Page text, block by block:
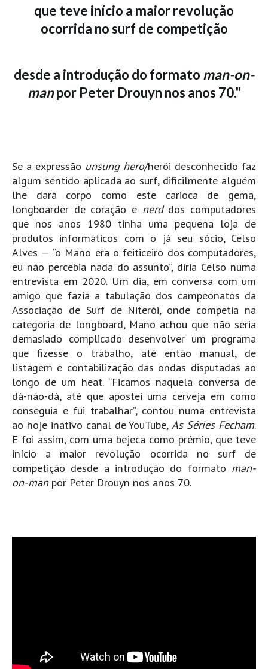
Guincho Norte
São Pedro do estoril
Carcavelos Secret HD
Carcavelos - Calhau
Costa da Caparica - Praia CDS - HD
Costa da Caparica - Marcelino Beach Cafe HD
Costa da Caparica - Fonte da Telha HD
ALENTEJO / ALGARVE
Monte Clérigo HD - O sargo
Quarteira
Faro HD
Faro Surf Spot HD
Fuzeta Vista Mar HD
MADEIRA
Machico HD
Laje, Contreiras e Ribeira da Janela HD
Seixal HD
BALI / INDONÉSIA
Bali - Kuta e Kuta Reef HD
Bali - Keramas HD
Bali - Uluwatu HD
que teve início a maior revolução
ocorrida no surf de competição
desde a introdução do formato man-on-
manpor Peter Drouyn nos anos 70."
Se a expressão unsung hero/herói desconhecido faz
algum sentido aplicada ao surf, dificilmente alguém
lhe dará corpo como este carioca de gema,
longboarder de coração e nerddos computadores
que nos anos 1980 tinha uma pequena loja de
produtos informáticos com o já seu sócio, Celso
Alves — “o Mano era o feiticeiro dos computadores,
eu não percebia nada do assunto”, diria Celso numa
entrevista em 2020. Um dia, em conversa com um
amigo que fazia a tabulação dos campeonatos da
Associação de Surf de Niterói, onde competia na
categoria de longboard, Mano achou que não seria
demasiado complicado desenvolver um programa
que fizesse o trabalho, até então manual, de
listagem e contabilização das ondas disputadas ao
longo de um heat. “Ficamos naquela conversa de
dá-não-dá, até que apostei uma cerveja em como
conseguia e fui trabalhar”, contou numa entrevista
ao hoje inativo canal de YouTube,As Séries Fecham.
E foi assim, com uma bejeca como prémio, que teve
início a maior revolução ocorrida no surf de
competição desde a introdução do formato man-
on-manpor Peter Drouyn nos anos 70.